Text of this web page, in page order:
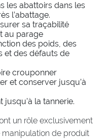
les abattoirs dans les
l’abattage.
sa traçabilité
au parage
des poids, des
et des défauts de
crouponner
et conserver jusqu’à
jusqu’à la tannerie.
un rôle exclusivement
de produit